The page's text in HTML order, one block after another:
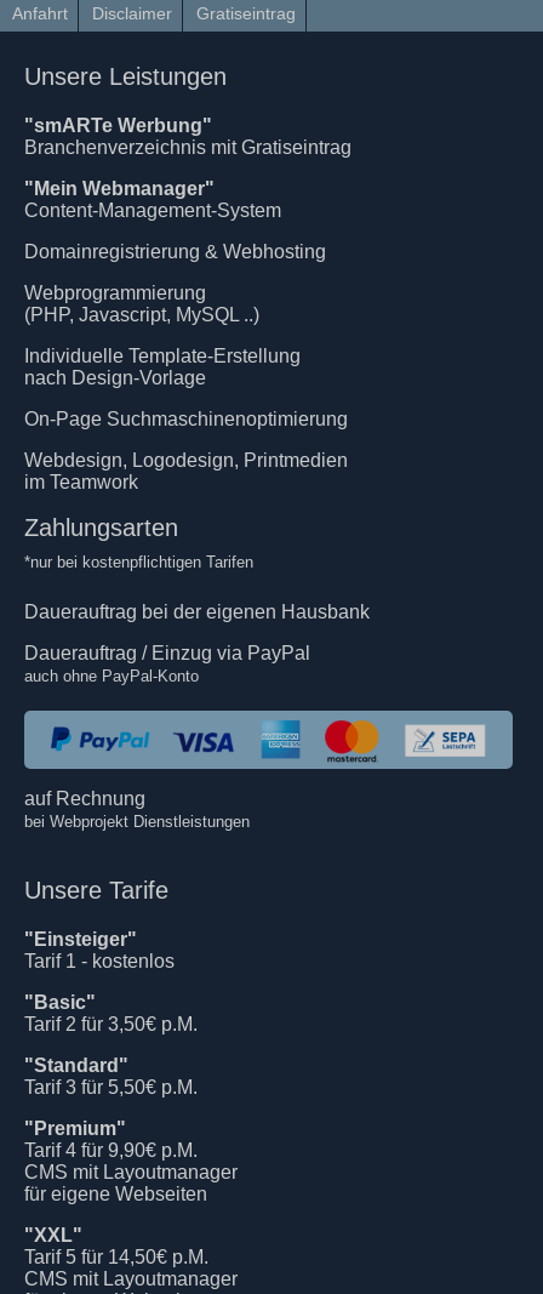
Anfahrt
Disclaimer Gratiseintrag
Unsere Leistungen
"smARTe Werbung"
Branchenverzeichnis mit Gratiseintrag
"Mein Webmanager"
Content-Management-System
Domainregistrierung & Webhosting
Webprogrammierung
(PHP, Javascript, MySQL ..)
Individuelle Template-Erstellung
nach Design-Vorlage
On-Page Suchmaschinenoptimierung
Webdesign, Logodesign, Printmedien
im Teamwork
Zahlungsarten
*nur bei kostenpflichtigen Tarifen
Dauerauftrag bei der eigenen Hausbank
Dauerauftrag / Einzug via PayPal
auch ohne PayPal-Konto
auf Rechnung
bei Webprojekt Dienstleistungen
Unsere Tarife
"Einsteiger"
Tarif 1 - kostenlos
"Basic"
Tarif 2 für 3,50€ p.M.
"Standard"
Tarif 3 für 5,50€ p.M.
"Premium"
Tarif 4 für 9,90€ p.M.
CMS mit Layoutmanager
für eigene Webseiten
"XXL"
Tarif 5 für 14,50€ p.M.
CMS mit Layoutmanager